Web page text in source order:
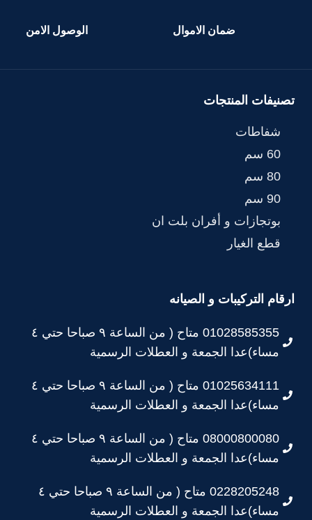
ضمان الاموال الوصول الامن
تصنيفات المنتجات
شفاطات
60 سم
80 سم
90 سم
بوتجازات و أفران بلت ان
قطع الغيار
ارقام التركيبات و الصيانه
01028585355 متاح ( من الساعة ٩ صباحا حتي ٤
مساء)عدا الجمعة و العطلات الرسمية
01025634111 متاح ( من الساعة ٩ صباحا حتي ٤
مساء)عدا الجمعة و العطلات الرسمية
08000800080 متاح ( من الساعة ٩ صباحا حتي ٤
مساء)عدا الجمعة و العطلات الرسمية
0228205248 متاح ( من الساعة ٩ صباحا حتي ٤
مساء)عدا الجمعة و العطلات الرسمية